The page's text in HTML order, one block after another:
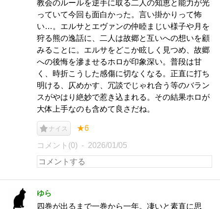
教会のルールを逆手に取る二人の知恵と能力が光
っていて今回も面白かった。言い掛かりって怖
い…。エルサとエヴァンの仲睦まじい様子や月を
狩る熊の逸話に、二人は故郷と互いへの想いを顧
みることに。エルサをどこか眩しく見つめ、故郷
への後悔を滲ませるホロが印象深い。普段は甘
く、時折こうした感傷に切なくなる。正直に打ち
明ける、仄めかす、冗談でじゃれ合う等のバラン
スがやはり絶妙で惹き込まれる。その結果ホロが
大体上手なのも含めて良さだね。
ナイス ★6
コメント(0) 2026/01/05
ゆら
四巻が出るまで一巻から一年。凄いと素直に思